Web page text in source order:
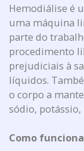
Hemodiálise é
uma máquina
parte do
procedimento
prejudiciais à
líquidos.
o corpo a
sódio,
Como